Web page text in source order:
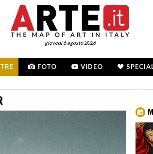
giovedì 6 agosto 2026
FOTO VIDEO